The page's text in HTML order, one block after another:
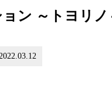
ン ～トヨリノ